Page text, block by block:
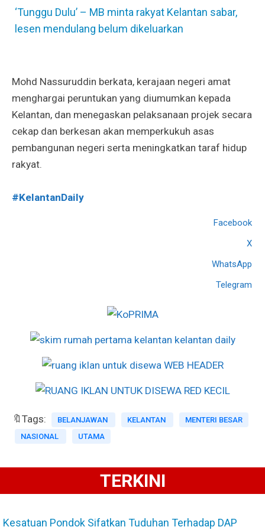
‘Tunggu Dulu’ – MB minta rakyat Kelantan sabar,
lesen mendulang belum dikeluarkan
Mohd Nassuruddin berkata, kerajaan negeri amat
menghargai peruntukan yang diumumkan kepada
Kelantan, dan menegaskan pelaksanaan projek secara
cekap dan berkesan akan memperkukuh asas
pembangunan negeri serta meningkatkan taraf hidup
rakyat.
#KelantanDaily
Facebook
X
WhatsApp
Telegram
🔖Tags: BELANJAWAN KELANTAN
MENTERI BESAR
NASIONAL
UTAMA
TERKINI
Kesatuan Pondok Sifatkan Tuduhan Terhadap DAP